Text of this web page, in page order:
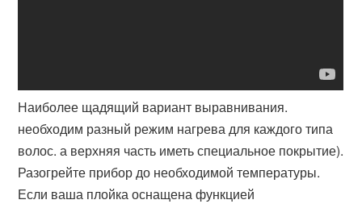
Наиболее щадящий вариант выравнивания.
необходим разный режим нагрева для каждого типа
волос. а верхняя часть иметь специальное покрытие).
Разогрейте прибор до необходимой температуры.
Если ваша плойка оснащена функцией